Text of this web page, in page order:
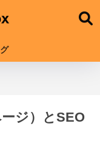
ジ）とSEO